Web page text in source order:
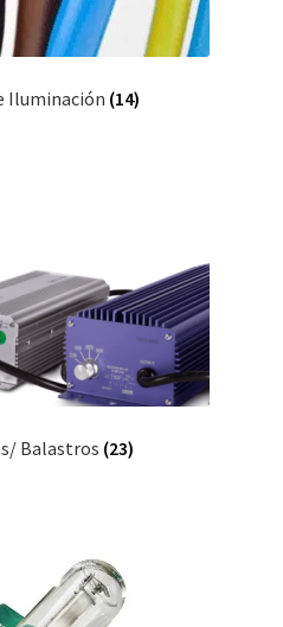
Iluminación (14)
Balastros (23)